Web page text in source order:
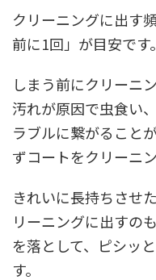
クリーニングに出す
前に1回」が目安です。
しまう前にクリーニ
汚れが原因で虫食い
ラブルに繋がること
ずコートをクリーニ
きれいに長持ちさせ
リーニングに出すの
を落として、ピシッ
す。